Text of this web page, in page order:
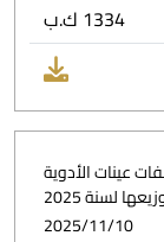
1334 ك.ب
عينات الأدوية
لسنة 2025
2025/11/10